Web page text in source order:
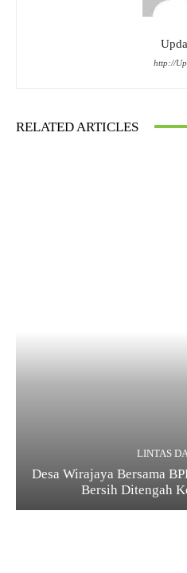
http://
RELATED ARTICLES
LINTAS
Desa Wirajaya Bersama
Bersih Ditengah